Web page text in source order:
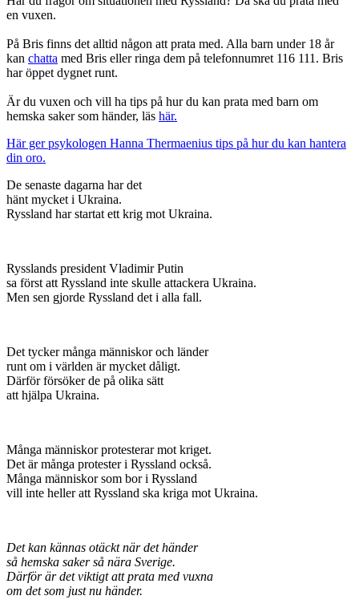
en vuxen.
På Bris finns det alltid någon att prata med. Alla barn under 18 år
kan chatta med Bris eller ringa dem på telefonnumret 116 111. Bris
har öppet dygnet runt.
Är du vuxen och vill ha tips på hur du kan prata med barn om
hemska saker som händer, läs här.
Här ger psykologen Hanna Thermaenius tips på hur du kan hantera
din oro.
De senaste dagarna har det
hänt mycket i Ukraina.
Ryssland har startat ett krig mot Ukraina.
Rysslands president Vladimir Putin
sa först att Ryssland inte skulle attackera Ukraina.
Men sen gjorde Ryssland det i alla fall.
Det tycker många människor och länder
runt om i världen är mycket dåligt.
Därför försöker de på olika sätt
att hjälpa Ukraina.
Många människor protesterar mot kriget.
Det är många protester i Ryssland också.
Många människor som bor i Ryssland
vill inte heller att Ryssland ska kriga mot Ukraina.
Det kan kännas otäckt när det händer
så hemska saker så nära Sverige.
Därför är det viktigt att prata med vuxna
om det som just nu händer.